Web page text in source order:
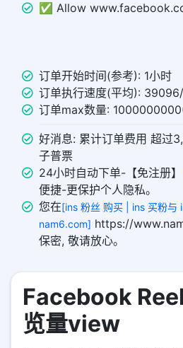
✅ Allow
订单开始时间(参考): 1小时
订单执行速度(平均):
订单max数量:
好消息: 累计订单费用 超过
子普票
24小时自动下单-【免注册
便捷-更保护个人隐私。
您在[ins 粉丝 购买 | ins 买粉与
nam6.com] https://
保密, 敬请放心。
Facebook
览量view